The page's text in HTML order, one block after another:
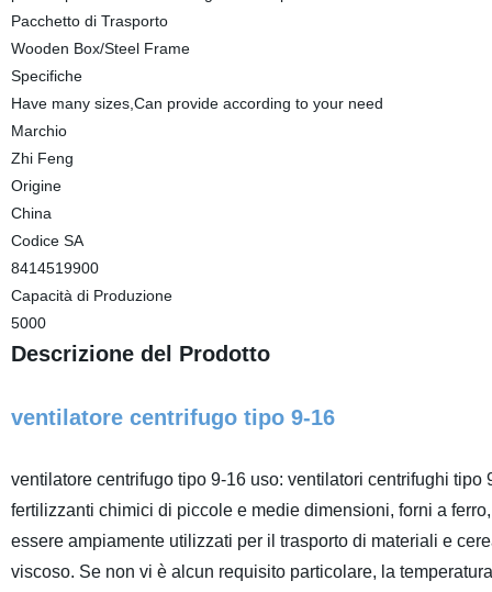
Pacchetto di Trasporto
Wooden Box/Steel Frame
Specifiche
Have many sizes,Can provide according to your need
Marchio
Zhi Feng
Origine
China
Codice SA
8414519900
Capacità di Produzione
5000
Descrizione del Prodotto
ventilatore centrifugo tipo 9-16
ventilatore centrifugo tipo 9-16 uso: ventilatori centrifughi
fertilizzanti chimici di piccole e medie dimensioni, forni a
essere ampiamente utilizzati per il trasporto di materiali e
viscoso. Se non vi è alcun requisito particolare, la